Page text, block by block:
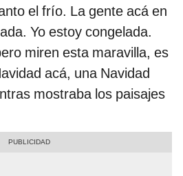
el frío. La gente acá en
Yo estoy congelada.
miren esta maravilla, es
acá, una Navidad
mostraba los paisajes